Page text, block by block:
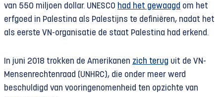
van 550 miljoen dollar. UNESCO had het gewaagd om het
erfgoed in Palestina als Palestijns te definiëren, nadat het
als eerste VN-organisatie de staat Palestina had erkend.
In juni 2018 trokken de Amerikanen zich terug uit de VN-
Mensenrechtenraad (UNHRC), die onder meer werd
beschuldigd van vooringenomenheid ten opzichte van